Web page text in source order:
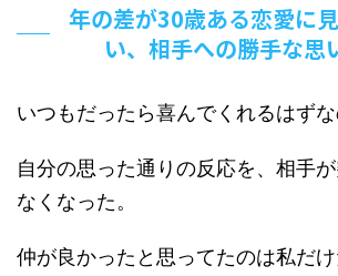
年の差が30歳ある恋愛に
い、相手への勝手な思
いつもだったら喜んでくれるはず
自分の思った通りの反応を、相手
なくなった。
仲が良かったと思ってたのは私だ